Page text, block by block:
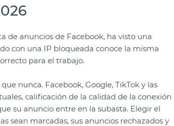
anuncios de Facebook, ha visto una
con una IP bloqueada conoce la misma
para el trabajo.
nunca. Facebook, Google, TikTok y las
calificación de la calidad de la conexión
su anuncio entre en la subasta. Elegir el
sean marcadas, sus anuncios rechazados y